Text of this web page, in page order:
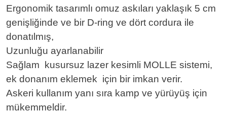
Ergonomik tasarımlı omuz askıları yaklaşık 5 cm
genişliğinde ve bir D-ring ve dört cordura ile
donatılmış,
Uzunluğu ayarlanabilir
Sağlam kusursuz lazer kesimli MOLLE sistemi,
ek donanım eklemek için bir imkan verir.
Askeri kullanım yanı sıra kamp ve yürüyüş için
mükemmeldir.